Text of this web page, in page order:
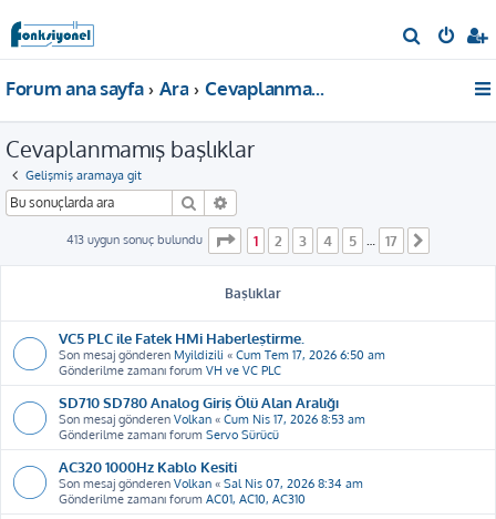
r
Forum ana sayfa Ara Cevaplanmamış başlıklar
Cevaplanmamış başlıklar
Gelişmiş aramaya git
Ara
413 uygun sonuç bulundu . sayfa (Toplam 17 sayfa)
1 2 3 4 5 17
Başlıklar
VC5 PLC ile Fatek HMi Haberleştirme.
Son mesaj gönderen Myildizili « Cum Tem 17, 2026 6:50 am
Gönderilme zamanı forum VH ve VC PLC
SD710 SD780 Analog Giriş Ölü Alan Aralığı
Son mesaj gönderen Volkan « Cum Nis 17, 2026 8:53 am
Gönderilme zamanı forum Servo Sürücü
AC320 1000Hz Kablo Kesiti
Son mesaj gönderen Volkan « Sal Nis 07, 2026 8:34 am
Gönderilme zamanı forum AC01, AC10, AC310